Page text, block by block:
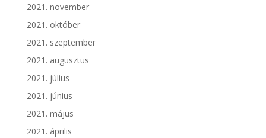
2021. november
2021. október
2021. szeptember
2021. augusztus
2021. július
2021. június
2021. május
2021. április